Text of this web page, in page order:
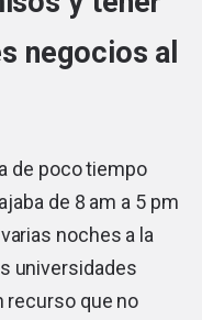
negocios al
de poco tiempo
de 8 am a 5 pm
noches a la
universidades
recurso que no